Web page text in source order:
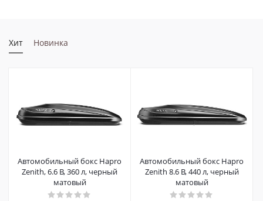
Хит Новинка
Автомобильный бокс Hapro
Zenith, 6.6 B, 360 л, черный
матовый
Автомобильный бокс Hapro
Zenith 8.6 B, 440 л, черный
матовый